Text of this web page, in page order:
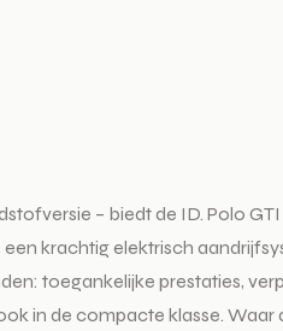
– biedt de ID. Polo
krachtig elektrisch
toegankelijke prestaties,
in de compacte klasse.